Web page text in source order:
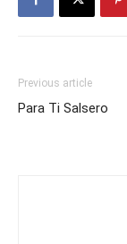
Previous article
Para Ti Salsero